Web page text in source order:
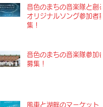
音色のまちの音楽隊と創る
オリジナルソング参加者募
集！
音色のまちの音楽隊参加者
募集！
風車と湖畔のマーケット